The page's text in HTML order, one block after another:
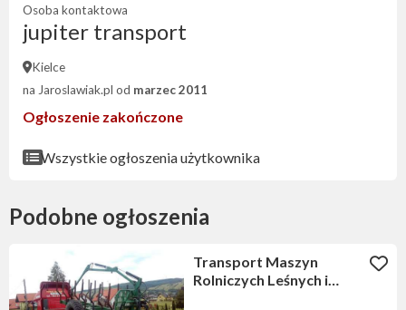
Osoba kontaktowa
jupiter transport
Kielce
na Jaroslawiak.pl od marzec 2011
Ogłoszenie zakończone
Wszystkie ogłoszenia użytkownika
Podobne ogłoszenia
Transport Maszyn
Rolniczych Leśnych i